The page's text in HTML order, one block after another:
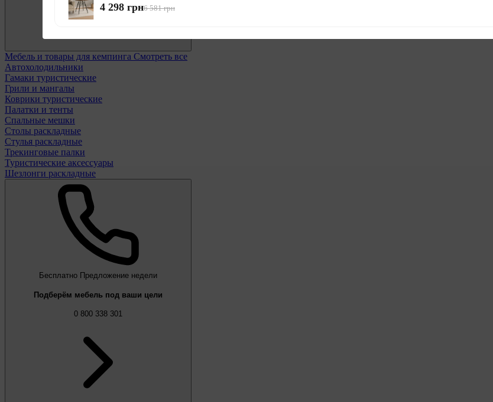
Мебель и товары для кемпинга Смотреть все
Автохолодильники
Гамаки туристические
Грили и мангалы
Коврики туристические
Палатки и тенты
Спальные мешки
Столы раскладные
Стулья раскладные
Трекинговые палки
Туристические аксессуары
Шезлонги раскладные
Бесплатно Предложение недели
Подберём мебель под ваши цели
0 800 338 301
4 298 грн6 581 грн